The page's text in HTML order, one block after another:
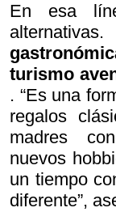
En esa
turismo
. “Es una
regalos
madres
nuevos
un tiempo
diferente”,